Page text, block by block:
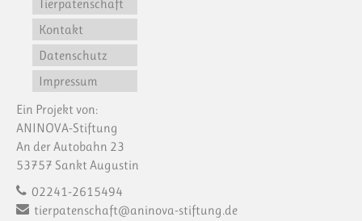
Tierpatenschaft
Kontakt
Datenschutz
Impressum
Ein Projekt von:
ANINOVA-Stiftung
An der Autobahn 23
53757 Sankt Augustin
02241-2615494
tierpatenschaft@aninova-stiftung.de